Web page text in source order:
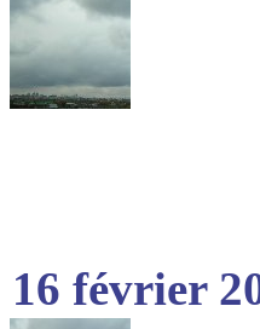
16 février